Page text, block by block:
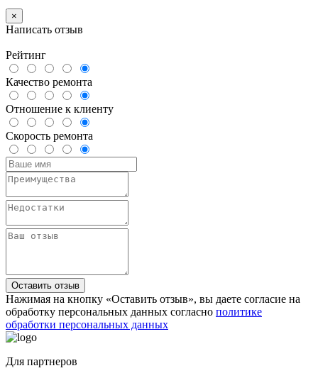
×
Написать отзыв
Рейтинг
Качество ремонта
Отношение к клиенту
Скорость ремонта
Оставить отзыв
Нажимая на кнопку «Оставить отзыв», вы даете согласие на
обработку персональных данных согласно политике
обработки персональных данных
Для партнеров